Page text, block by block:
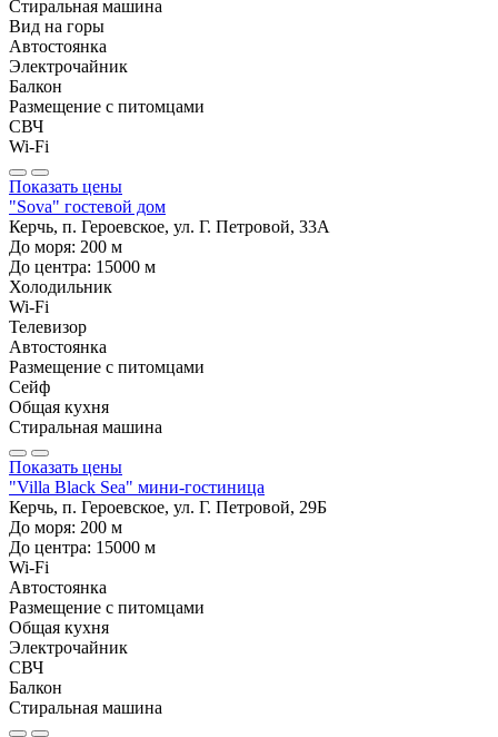
Стиральная машина
Вид на горы
Автостоянка
Электрочайник
Балкон
Размещение с питомцами
СВЧ
Wi-Fi
Показать цены
"Sova" гостевой дом
Керчь, п. Героевское, ул. Г. Петровой, 33А
До моря: 200 м
До центра: 15000 м
Холодильник
Wi-Fi
Телевизор
Автостоянка
Размещение с питомцами
Сейф
Общая кухня
Стиральная машина
Показать цены
"Villa Black Sea" мини-гостиница
Керчь, п. Героевское, ул. Г. Петровой, 29Б
До моря: 200 м
До центра: 15000 м
Wi-Fi
Автостоянка
Размещение с питомцами
Общая кухня
Электрочайник
СВЧ
Балкон
Стиральная машина